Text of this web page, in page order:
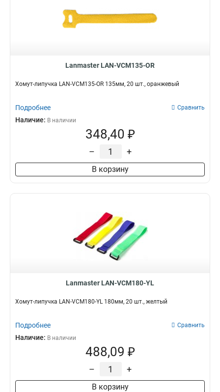
Lanmaster LAN-VCM135-OR
Хомут-липучка LAN-VCM135-OR 135мм, 20 шт., оранжевый
Подробнее Сравнить
Наличие: В наличии
348,40 ₽
– +
В корзину
Lanmaster LAN-VCM180-YL
Хомут-липучка LAN-VCM180-YL 180мм, 20 шт., желтый
Подробнее Сравнить
Наличие: В наличии
488,09 ₽
– +
В корзину